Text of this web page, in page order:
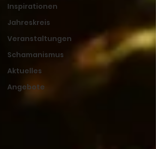
Inspirationen
Jahreskreis
Veranstaltungen
Schamanismus
Aktuelles
Angebote